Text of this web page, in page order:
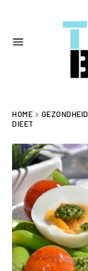
HOME GEZONDHEID
DIEET